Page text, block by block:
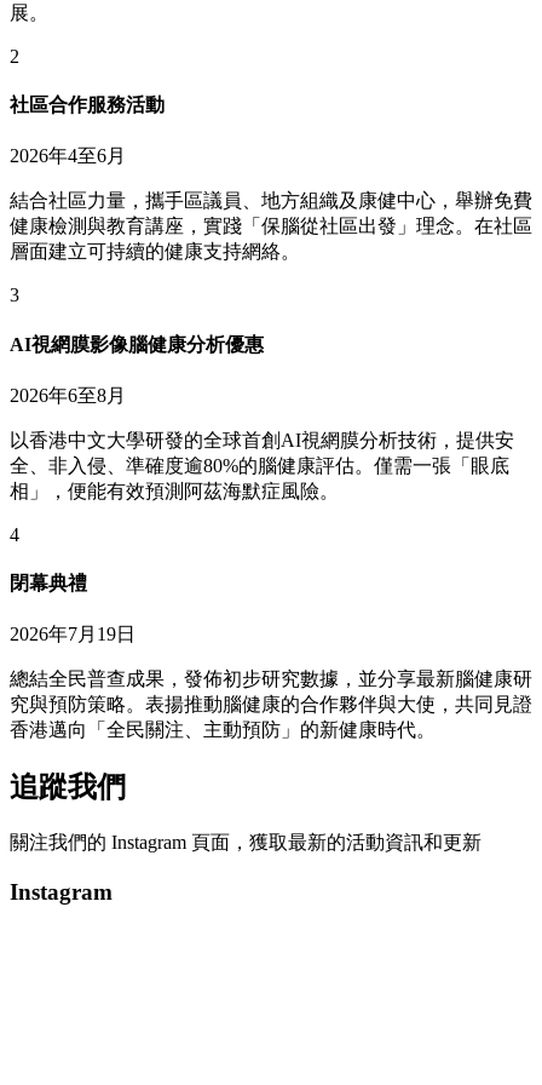
展。
2
社區合作服務活動
2026年4至6月
結合社區力量，攜手區議員、地方組織及康健中心，舉辦免費
健康檢測與教育講座，實踐「保腦從社區出發」理念。在社區
層面建立可持續的健康支持網絡。
3
AI視網膜影像腦健康分析優惠
2026年6至8月
以香港中文大學研發的全球首創AI視網膜分析技術，提供安
全、非入侵、準確度逾80%的腦健康評估。僅需一張「眼底
相」，便能有效預測阿茲海默症風險。
4
閉幕典禮
2026年7月19日
總結全民普查成果，發佈初步研究數據，並分享最新腦健康研
究與預防策略。表揚推動腦健康的合作夥伴與大使，共同見證
香港邁向「全民關注、主動預防」的新健康時代。
追蹤我們
關注我們的 Instagram 頁面，獲取最新的活動資訊和更新
Instagram